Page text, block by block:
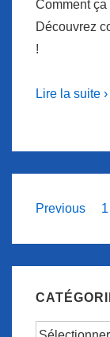
Comment
Découvrez
!
Lire la suite ›
articles
Previous 1
Catégories